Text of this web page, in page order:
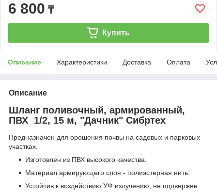
6 800 ₸
Купить
Описание Характеристики Доставка Оплата
Описание
Шланг поливочный, армированный,
ПВХ 1/2, 15 м, "Дачник" Сибртех
Предназначен для орошения почвы на садовых и парковых
участках.
Изготовлен из ПВХ высокого качества.
Материал армирующего слоя - полиэстерная нить.
Устойчив к воздействию УФ излучению, не подвержен